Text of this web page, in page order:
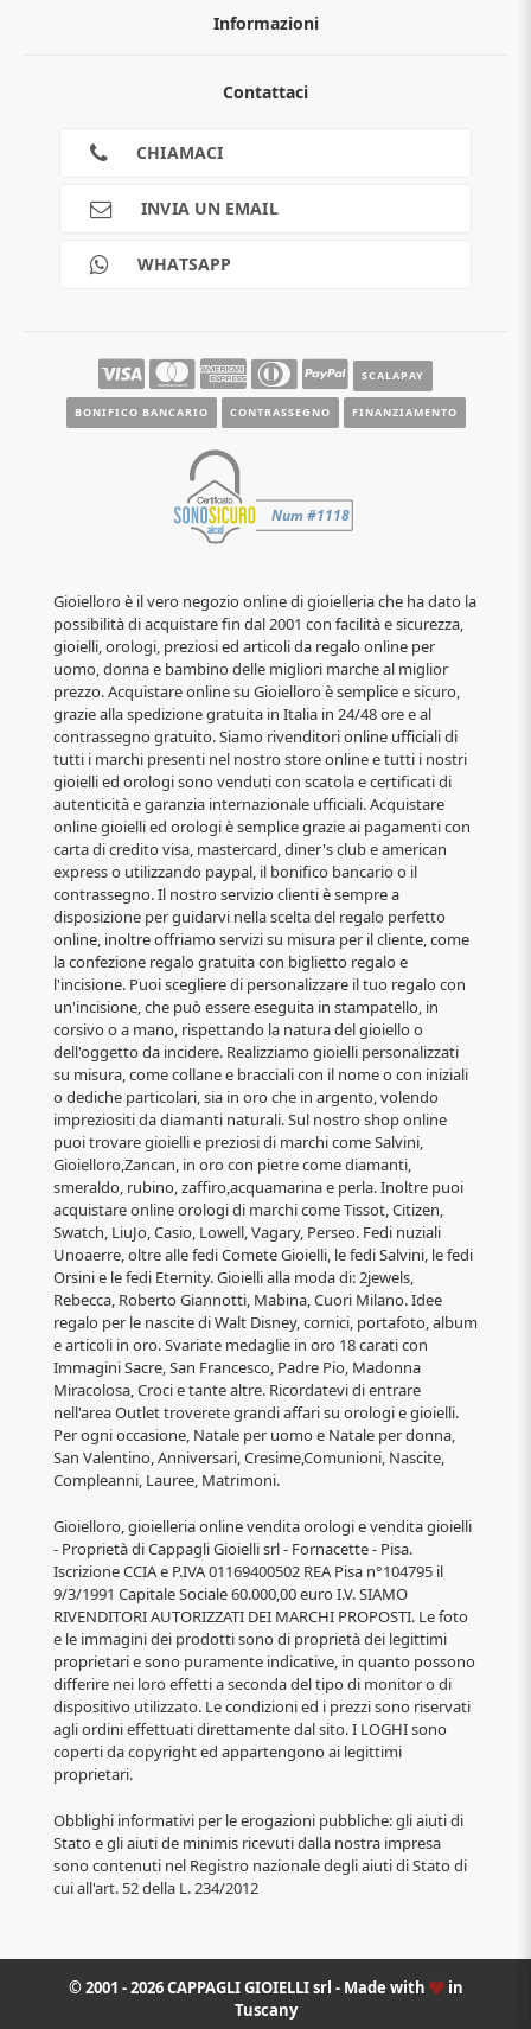
Informazioni
Guida all'acquisto
Scalapay
Contattaci
CHIAMACI
INVIA UN EMAIL
WHATSAPP
SCALAPAY
BONIFICO BANCARIO CONTRASSEGNO FINANZIAMENTO
Gioielloro è il vero negozio online di gioielleria che ha dato la
possibilità di acquistare fin dal 2001 con facilità e sicurezza,
gioielli, orologi, preziosi ed articoli da regalo online per
uomo, donna e bambino delle migliori marche al miglior
prezzo. Acquistare online su Gioielloro è semplice e sicuro,
grazie alla spedizione gratuita in Italia in 24/48 ore e al
contrassegno gratuito. Siamo rivenditori online ufficiali di
tutti i marchi presenti nel nostro store online e tutti i nostri
gioielli ed orologi sono venduti con scatola e certificati di
autenticità e garanzia internazionale ufficiali. Acquistare
online gioielli ed orologi è semplice grazie ai pagamenti con
carta di credito visa, mastercard, diner's club e american
express o utilizzando paypal, il bonifico bancario o il
contrassegno. Il nostro servizio clienti è sempre a
disposizione per guidarvi nella scelta del regalo perfetto
online, inoltre offriamo servizi su misura per il cliente, come
la confezione regalo gratuita con biglietto regalo e
l'incisione. Puoi scegliere di personalizzare il tuo regalo con
un'incisione, che può essere eseguita in stampatello, in
corsivo o a mano, rispettando la natura del gioiello o
dell'oggetto da incidere. Realizziamo gioielli personalizzati
su misura, come collane e bracciali con il nome o con iniziali
o dediche particolari, sia in oro che in argento, volendo
impreziositi da diamanti naturali. Sul nostro shop online
puoi trovare gioielli e preziosi di marchi come Salvini,
Gioielloro,Zancan, in oro con pietre come diamanti,
smeraldo, rubino, zaffiro,acquamarina e perla. Inoltre puoi
acquistare online orologi di marchi come Tissot, Citizen,
Swatch, LiuJo, Casio, Lowell, Vagary, Perseo. Fedi nuziali
Unoaerre, oltre alle fedi Comete Gioielli, le fedi Salvini, le fedi
Orsini e le fedi Eternity. Gioielli alla moda di: 2jewels,
Rebecca, Roberto Giannotti, Mabina, Cuori Milano. Idee
regalo per le nascite di Walt Disney, cornici, portafoto, album
e articoli in oro. Svariate medaglie in oro 18 carati con
Immagini Sacre, San Francesco, Padre Pio, Madonna
Miracolosa, Croci e tante altre. Ricordatevi di entrare
nell'area Outlet troverete grandi affari su orologi e gioielli.
Per ogni occasione, Natale per uomo e Natale per donna,
San Valentino, Anniversari, Cresime,Comunioni, Nascite,
Compleanni, Lauree, Matrimoni.
Gioielloro, gioielleria online vendita orologi e vendita gioielli
- Proprietà di Cappagli Gioielli srl - Fornacette - Pisa.
Iscrizione CCIA e P.IVA 01169400502 REA Pisa n°104795 il
9/3/1991 Capitale Sociale 60.000,00 euro I.V. SIAMO
RIVENDITORI AUTORIZZATI DEI MARCHI PROPOSTI. Le foto
e le immagini dei prodotti sono di proprietà dei legittimi
proprietari e sono puramente indicative, in quanto possono
differire nei loro effetti a seconda del tipo di monitor o di
dispositivo utilizzato. Le condizioni ed i prezzi sono riservati
agli ordini effettuati direttamente dal sito. I LOGHI sono
coperti da copyright ed appartengono ai legittimi
proprietari.
Obblighi informativi per le erogazioni pubbliche: gli aiuti di
Stato e gli aiuti de minimis ricevuti dalla nostra impresa
sono contenuti nel Registro nazionale degli aiuti di Stato di
cui all'art. 52 della L. 234/2012
© 2001 - 2026 CAPPAGLI GIOIELLI srl - Made with
in
Tuscany